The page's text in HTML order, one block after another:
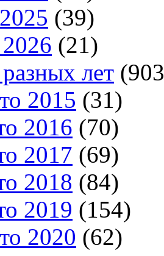
(39)
(21)
лет
2015 (31)
2016 (70)
2017 (69)
2018 (84)
2019 (154)
2020 (62)